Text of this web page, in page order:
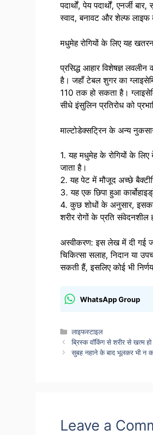
पदार्थों, पेय पदार्थों, एनर्जी
स्वाद, बनावट और शेल्फ लाइफ
मधुमेह रोगियों के लिए यह
प्रसिद्ध आहार विशेषज्ञ
है। जहाँ टेबल शुगर का
110 तक हो सकता है।
सीधे इंसुलिन प्रतिरोध को
माल्टोडेक्सट्रिन के अन्य
1. यह मधुमेह के रोगियों के
जाता है।
2. यह पेट में मौजूद अच्छे
3. यह एक छिपा हुआ
4. कुछ शोधों के अनुसार, इसका
शरीर रोगों के प्रति संवेदनशील
अस्वीकरण: इस लेख में दी गई
चिकित्सा सलाह, निदान या
सकती हैं, इसलिए कोई भी
WhatsApp Group
Categories
लाइफस्टाइल
ब्रिस्क वॉकिंग से शरीर से खत्म
सुबह नहाने के बाद भूलकर भी न
Leave a